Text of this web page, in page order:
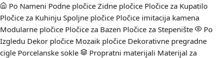
Po Nameni Podne pločice Zidne pločice Pločice za Kupatilo
Pločice za Kuhinju Spoljne pločice Pločice imitacija kamena
Modularne pločice Pločice za Bazen Pločice za Stepenište
Po
Izgledu Dekor pločice Mozaik pločice Dekorativne pregradne
cigle Porcelanske sokle Propratni materijali Materijal za